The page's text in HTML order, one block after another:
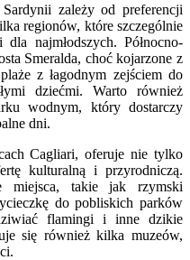
zależy od preferencji
regionów, które szczególnie
najmłodszych. Północno-
Smeralda, choć kojarzone z
z łagodnym zejściem do
dziećmi. Warto również
wodnym, który dostarczy
dni.
Cagliari, oferuje nie tylko
kulturalną i przyrodniczą.
miejsca, takie jak rzymski
do pobliskich parków
flamingi i inne dzikie
się również kilka muzeów,